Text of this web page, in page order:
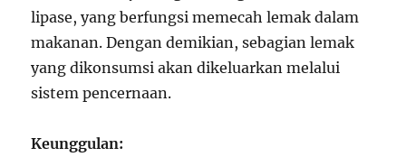
lipase, yang berfungsi memecah lemak dalam
makanan. Dengan demikian, sebagian lemak
yang dikonsumsi akan dikeluarkan melalui
sistem pencernaan.
Keunggulan: